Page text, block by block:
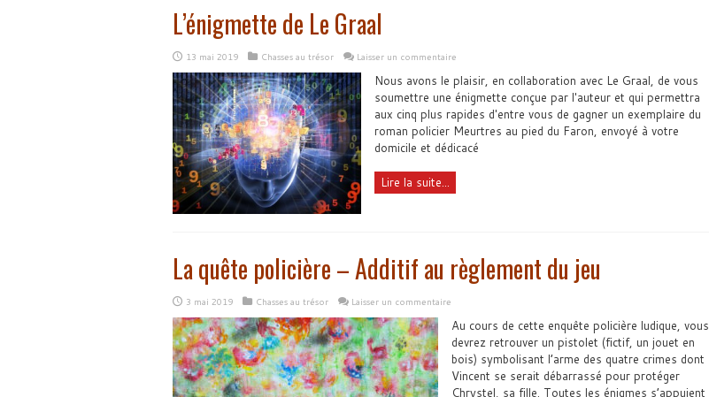
L’énigmette de Le Graal
13 mai 2019 Chasses au trésor Laisser un commentaire
Nous avons le plaisir, en collaboration avec Le Graal, de vous
soumettre une énigmette conçue par l'auteur et qui permettra
aux cinq plus rapides d'entre vous de gagner un exemplaire du
roman policier Meurtres au pied du Faron, envoyé à votre
domicile et dédicacé
Lire la suite...
La quête policière – Additif au règlement du jeu
3 mai 2019 Chasses au trésor Laisser un commentaire
Au cours de cette enquête policière ludique, vous
devrez retrouver un pistolet (fictif, un jouet en
bois) symbolisant l’arme des quatre crimes dont
Vincent se serait débarrassé pour protéger
Chrystel, sa fille. Toutes les énigmes s’appuient